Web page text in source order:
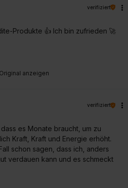
anzeigen
verifiziert
Produkte 👍️ Ich bin zufrieden 🚀
verifiziert
es Monate braucht, um zu
Kraft, Kraft und Energie erhöht.
schon sagen, dass ich, anders
verdauen kann und es schmeckt